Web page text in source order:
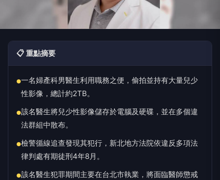
📋 重點摘要
●一名婦產科男醫生利用職務之便，偷拍並持有大量兒少
性影像，總計約2TB。
●該名醫生將兒少性影像儲存於電腦及硬碟，並在多個違
法群組中散布。
●檢警循線追查發現其犯行，新北地方法院依違反多項法
律判處有期徒刑4年8月。
●該名醫生犯罪期間主要在台北市執業，將面臨醫師懲戒